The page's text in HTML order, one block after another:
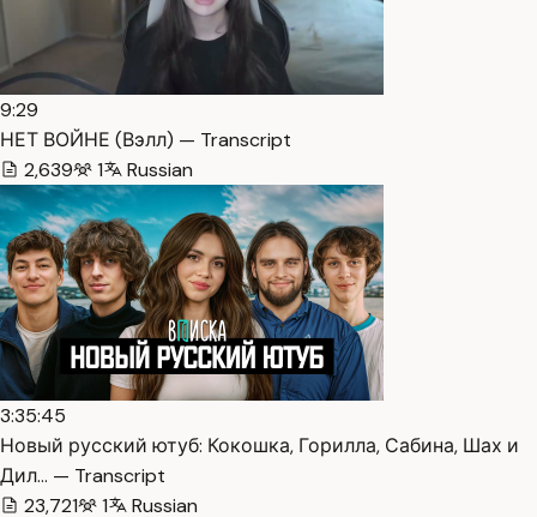
9:29
НЕТ ВОЙНЕ (Вэлл) — Transcript
2,639
1 Russian
3:35:45
Новый русский ютуб: Кокошка, Горилла, Сабина, Шах и
Дил… — Transcript
23,721
1 Russian